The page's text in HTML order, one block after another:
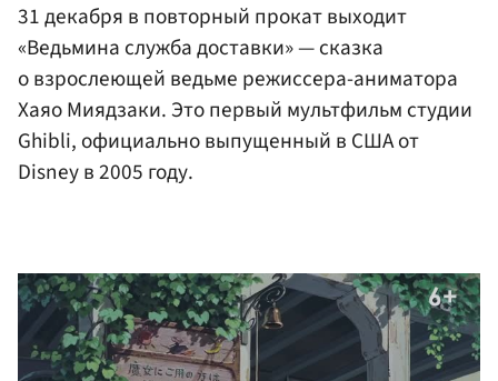
31 декабря в повторный прокат выходит
«Ведьмина служба доставки» — сказка
о взрослеющей ведьме режиссера-аниматора
Хаяо Миядзаки. Это первый мультфильм студии
Ghibli, официально выпущенный в США от
Disney в 2005 году.